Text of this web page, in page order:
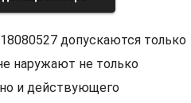
допускаются только
наружают не только
и действующего